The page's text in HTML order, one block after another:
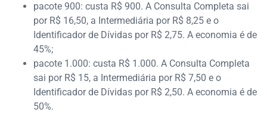
pacote 900: custa R$ 900. A Consulta Completa sai
por R$ 16,50, a Intermediária por R$ 8,25 e o
Identificador de Dívidas por R$ 2,75. A economia é de
45%;
pacote 1.000: custa R$ 1.000. A Consulta Completa
sai por R$ 15, a Intermediária por R$ 7,50 e o
Identificador de Dívidas por R$ 2,50. A economia é de
50%.